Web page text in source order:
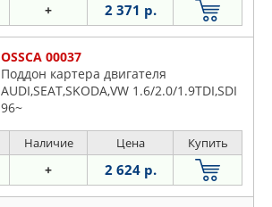
+ 2 371 р.
OSSCA 00037
Поддон картера двигателя
AUDI,SEAT,SKODA,VW 1.6/2.0/1.9TDI,SDI
96~
Наличие Цена Купить
+ 2 624 р.